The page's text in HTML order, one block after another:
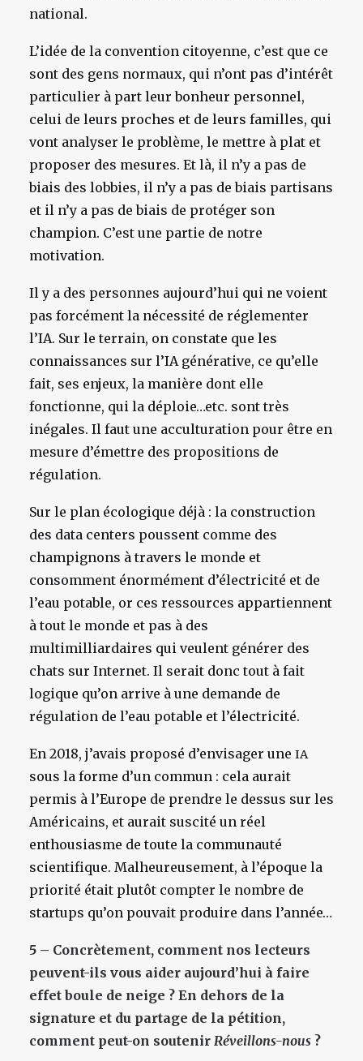
national.
L’idée de la convention citoyenne, c’est que ce
sont des gens normaux, qui n’ont pas d’intérêt
particulier à part leur bonheur personnel,
celui de leurs proches et de leurs familles, qui
vont analyser le problème, le mettre à plat et
proposer des mesures. Et là, il n’y a pas de
biais des lobbies, il n’y a pas de biais partisans
et il n’y a pas de biais de protéger son
champion. C’est une partie de notre
motivation.
Il y a des personnes aujourd’hui qui ne voient
pas forcément la nécessité de réglementer
l’IA. Sur le terrain, on constate que les
connaissances sur l’IA générative, ce qu’elle
fait, ses enjeux, la manière dont elle
fonctionne, qui la déploie…etc. sont très
inégales. Il faut une acculturation pour être en
mesure d’émettre des propositions de
régulation.
Sur le plan écologique déjà : la construction
des data centers poussent comme des
champignons à travers le monde et
consomment énormément d’électricité et de
l’eau potable, or ces ressources appartiennent
à tout le monde et pas à des
multimilliardaires qui veulent générer des
chats sur Internet. Il serait donc tout à fait
logique qu’on arrive à une demande de
régulation de l’eau potable et l’électricité.
En 2018, j’avais proposé d’envisager une IA
sous la forme d’un commun : cela aurait
permis à l’Europe de prendre le dessus sur les
Américains, et aurait suscité un réel
enthousiasme de toute la communauté
scientifique. Malheureusement, à l’époque la
priorité était plutôt compter le nombre de
startups qu’on pouvait produire dans l’année…
5 – Concrètement, comment nos lecteurs
peuvent-ils vous aider aujourd’hui à faire
effet boule de neige ? En dehors de la
signature et du partage de la pétition,
comment peut-on soutenir Réveillons-nous ?